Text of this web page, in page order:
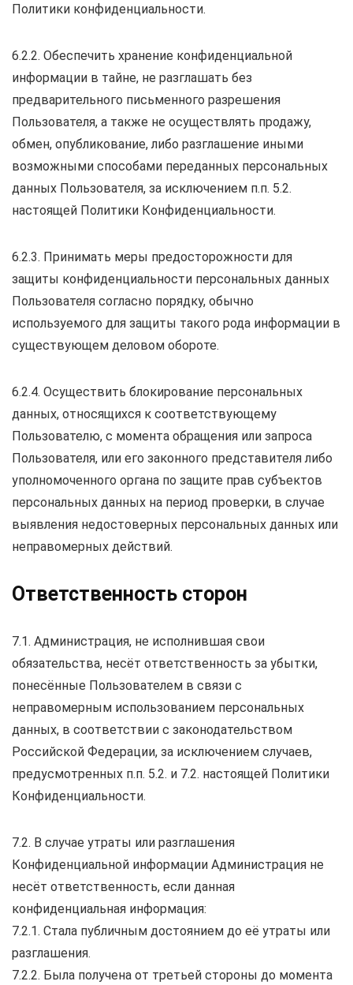
Политики конфиденциальности.
6.2.2. Обеспечить хранение конфиденциальной
информации в тайне, не разглашать без
предварительного письменного разрешения
Пользователя, а также не осуществлять продажу,
обмен, опубликование, либо разглашение иными
возможными способами переданных персональных
данных Пользователя, за исключением п.п. 5.2.
настоящей Политики Конфиденциальности.
6.2.3. Принимать меры предосторожности для
защиты конфиденциальности персональных данных
Пользователя согласно порядку, обычно
используемого для защиты такого рода информации в
существующем деловом обороте.
6.2.4. Осуществить блокирование персональных
данных, относящихся к соответствующему
Пользователю, с момента обращения или запроса
Пользователя, или его законного представителя либо
уполномоченного органа по защите прав субъектов
персональных данных на период проверки, в случае
выявления недостоверных персональных данных или
неправомерных действий.
Ответственность сторон
7.1. Администрация, не исполнившая свои
обязательства, несёт ответственность за убытки,
понесённые Пользователем в связи с
неправомерным использованием персональных
данных, в соответствии с законодательством
Российской Федерации, за исключением случаев,
предусмотренных п.п. 5.2. и 7.2. настоящей Политики
Конфиденциальности.
7.2. В случае утраты или разглашения
Конфиденциальной информации Администрация не
несёт ответственность, если данная
конфиденциальная информация:
7.2.1. Стала публичным достоянием до её утраты или
разглашения.
7.2.2. Была получена от третьей стороны до момента